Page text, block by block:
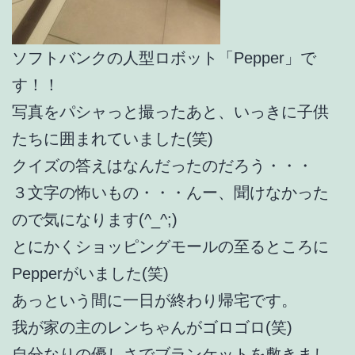
ソフトバンクの人型ロボット「Pepper」で
す！！
写真をパシャっと撮ったあと、いっきに子供
たちに囲まれていました(笑)
クイズの答えはなんだったのだろう・・・
３文字の怖いもの・・・んー、聞けなかった
ので気になります(^_^;)
とにかくショッピングモールの至るところに
Pepperがいました(笑)
あっという間に一日が終わり帰宅です。
我が家の主のレンちゃんがゴロゴロ(笑)